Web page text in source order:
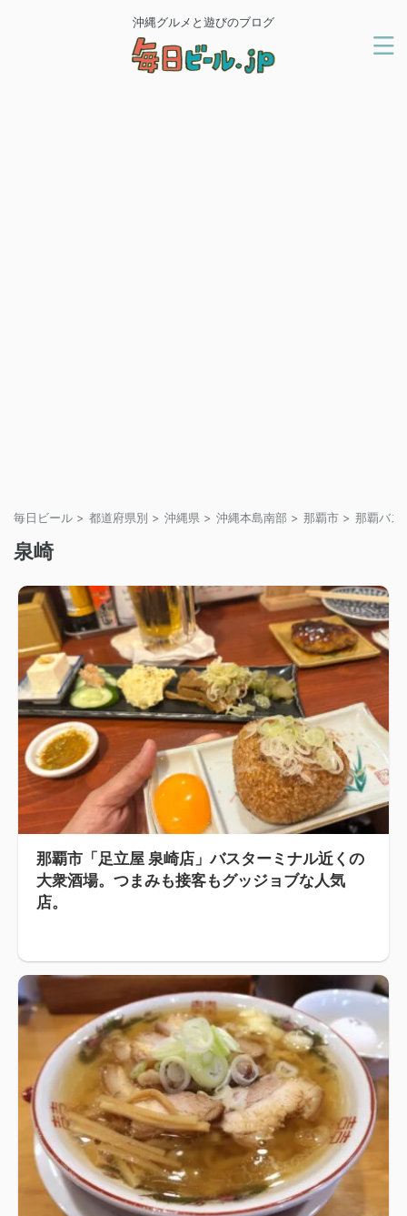
沖縄グルメと遊びのブログ
毎日ビール > 都道府県別 > 沖縄県 > 沖縄本島南部 > 那覇市 > 那覇バス
泉崎
那覇市「足立屋 泉崎店」バスターミナル近くの
大衆酒場。つまみも接客もグッジョブな人気
店。